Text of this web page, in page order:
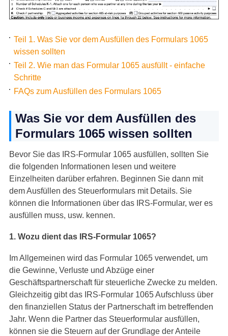
Teil 1. Was Sie vor dem Ausfüllen des Formulars 1065
wissen sollten
Teil 2. Wie man das Formular 1065 ausfüllt - einfache
Schritte
FAQs zum Ausfüllen des Formulars 1065
Was Sie vor dem Ausfüllen des
Formulars 1065 wissen sollten
Bevor Sie das IRS-Formular 1065 ausfüllen, sollten Sie
die folgenden Informationen lesen und weitere
Einzelheiten darüber erfahren. Beginnen Sie dann mit
dem Ausfüllen des Steuerformulars mit Details. Sie
können die Informationen über das IRS-Formular, wer es
ausfüllen muss, usw. kennen.
1. Wozu dient das IRS-Formular 1065?
Im Allgemeinen wird das Formular 1065 verwendet, um
die Gewinne, Verluste und Abzüge einer
Geschäftspartnerschaft für steuerliche Zwecke zu melden.
Gleichzeitig gibt das IRS-Formular 1065 Aufschluss über
den finanziellen Status der Partnerschaft im betreffenden
Jahr. Wenn die Partner das Steuerformular ausfüllen,
können sie die Steuern auf der Grundlage der Anteile